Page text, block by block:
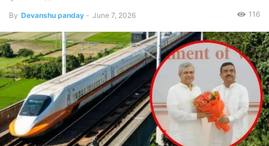
By Devanshu panday - June 7, 2026 116